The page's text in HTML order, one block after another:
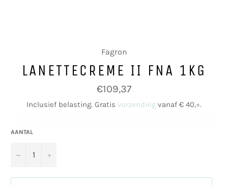
Fagron
LANETTECREME II FNA 1KG
Normale
prijs
€109,37
Inclusief belasting. Gratis verzending vanaf € 40,=.
AANTAL
− +